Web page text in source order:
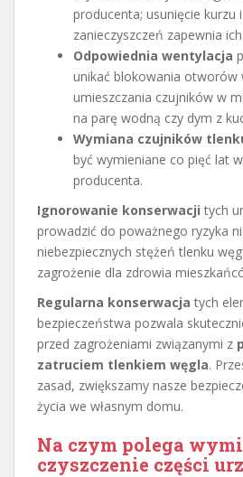
producenta; usunięcie kurzu
zanieczyszczeń zapewnia
Odpowiednia wentylacja
unikać blokowania otworów
umieszczania czujników w
na parę wodną czy dym z
Wymiana czujników
być wymieniane co pięć lat
producenta.
Ignorowanie konserwacji tych
prowadzić do poważnego ryzyka
niebezpiecznych stężeń tlenku
zagrożenie dla zdrowia
Regularna konserwacja tych
bezpieczeństwa pozwala
przed zagrożeniami związanymi z
zatruciem tlenkiem węgla.
zasad, zwiększamy nasze
życia we własnym domu.
Na czym polega
czyszczenie części